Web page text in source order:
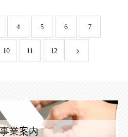
4 5 6 7
10 11 12
事業案内